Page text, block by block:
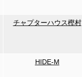
チャプターハウス樫村
HIDE-M